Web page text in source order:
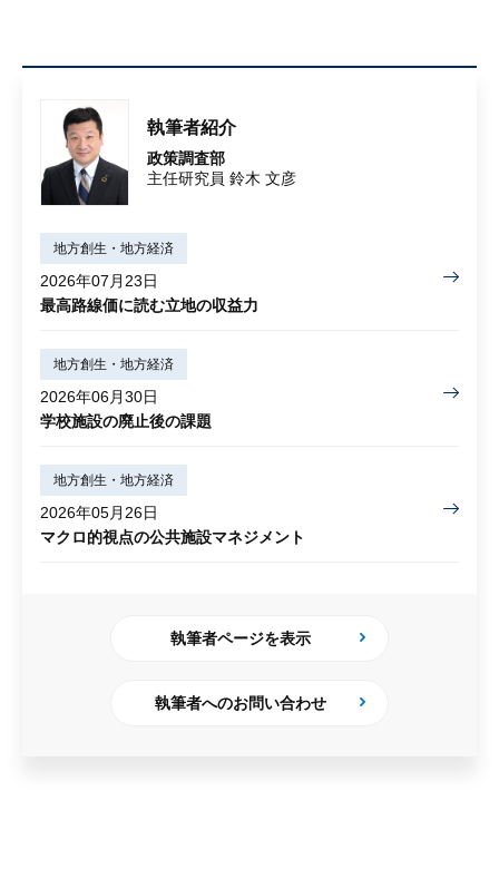
執筆者紹介
政策調査部
主任研究員 鈴木 文彦
地方創生・地方経済
2026年07月23日
最高路線価に読む立地の収益力
地方創生・地方経済
2026年06月30日
学校施設の廃止後の課題
地方創生・地方経済
2026年05月26日
マクロ的視点の公共施設マネジメント
執筆者ページを表示
執筆者へのお問い合わせ